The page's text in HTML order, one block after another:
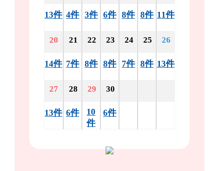
13件 4件 3件 6件 8件 8件 11件
20
14件
21
7件
22
8件
23
8件
24
7件
25
8件
26
13件
27
13件
28
6件
29
10
件
30
6件